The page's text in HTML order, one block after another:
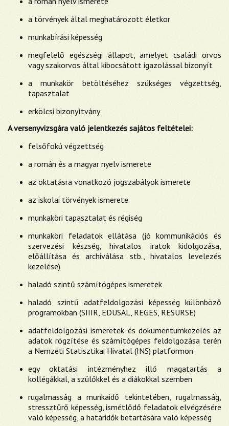
a törvények által meghatározott életkor
munkabírási képesség
megfelelő egészségi állapot, amelyet családi orvos
vagy szakorvos által kibocsátott igazolással bizonyít
a munkakör betöltéséhez szükséges végzettség,
tapasztalat
erkölcsi bizonyítvány
A versenyvizsgára való jelentkezés sajátos feltételei:
felsőfokú végzettség
a román és a magyar nyelv ismerete
az oktatásra vonatkozó jogszabályok ismerete
az iskolai törvények ismerete
munkaköri tapasztalat és régiség
munkaköri feladatok ellátása (jó kommunikációs és
szervezési készség, hivatalos iratok kidolgozása,
előállítása és archiválása stb., hivatalos levelezés
kezelése)
haladó szintű számítógépes ismeretek
haladó szintű adatfeldolgozási képesség különböző
programokban (SIIIR, EDUSAL, REGES, RESURSE)
adatfeldolgozási ismeretek és dokumentumkezelés az
adatok rögzítése és számítógépes feldolgozása terén
a Nemzeti Statisztikai Hivatal (INS) platformon
egy oktatási intézményhez illő magatartás a
kollégákkal, a szülőkkel és a diákokkal szemben
rugalmasság a munkaidő tekintetében, rugalmasság,
stressztűrő képesség, ismétlődő feladatok elvégzésére
való képesség, a határidők betartására való képesség